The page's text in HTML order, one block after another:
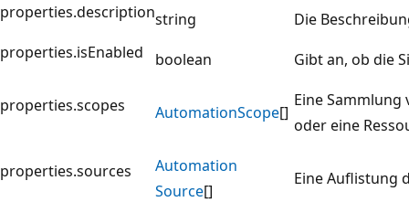
properties.descriptionstring
Die
properties.isEnabled
boolean Gibt an, ob die
properties.scopes AutomationScope[]
Eine
oder eine
properties.sources
Automation
Source[]
Eine Auflistung